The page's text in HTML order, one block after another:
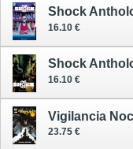
Shock
16.10 €
Shock
16.10 €
23.75 €